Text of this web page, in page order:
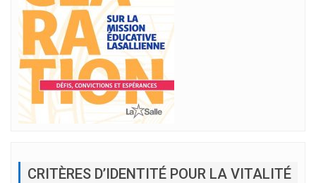
CRITÈRES D’IDENTITÉ POUR LA VITALITÉ